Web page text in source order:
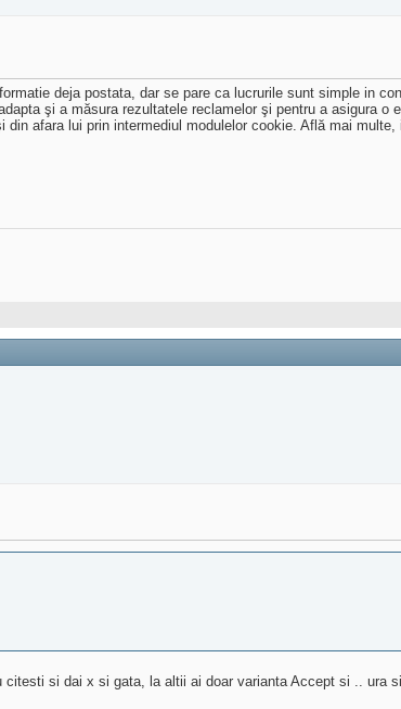
deja postata, dar se pare ca lucrurile sunt simple in
şi a măsura rezultatele reclamelor şi pentru a asigura
afara lui prin intermediul modulelor cookie. Află mai
si dai x si gata, la altii ai doar varianta Accept si .. ura